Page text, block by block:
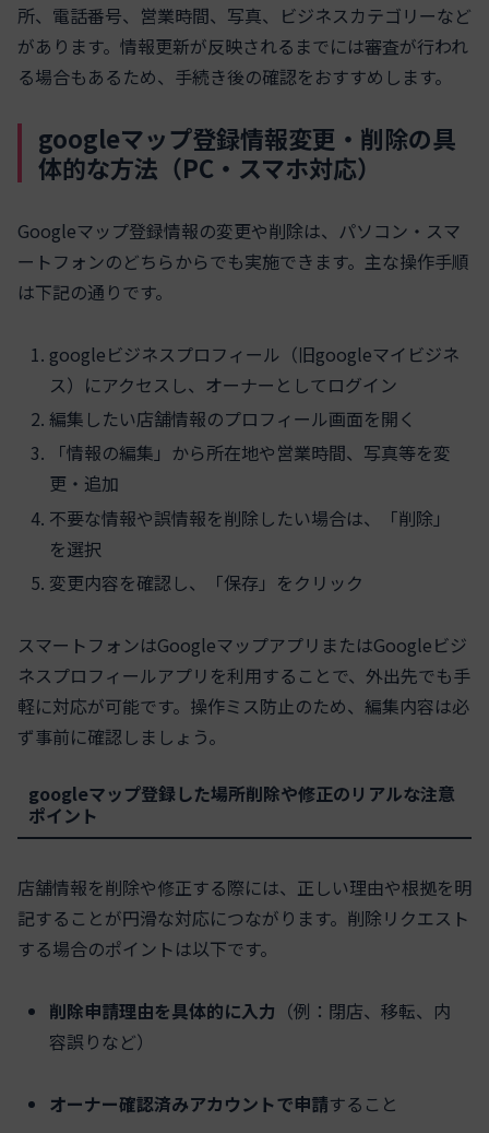
所、電話番号、営業時間、写真、ビジネスカテゴリーなど
があります。情報更新が反映されるまでには審査が行われ
る場合もあるため、手続き後の確認をおすすめします。
googleマップ登録情報変更・削除の具
体的な方法（PC・スマホ対応）
Googleマップ登録情報の変更や削除は、パソコン・スマ
ートフォンのどちらからでも実施できます。主な操作手順
は下記の通りです。
googleビジネスプロフィール（旧googleマイビジネ
ス）にアクセスし、オーナーとしてログイン
編集したい店舗情報のプロフィール画面を開く
「情報の編集」から所在地や営業時間、写真等を変
更・追加
不要な情報や誤情報を削除したい場合は、「削除」
を選択
変更内容を確認し、「保存」をクリック
スマートフォンはGoogleマップアプリまたはGoogleビジ
ネスプロフィールアプリを利用することで、外出先でも手
軽に対応が可能です。操作ミス防止のため、編集内容は必
ず事前に確認しましょう。
googleマップ登録した場所削除や修正のリアルな注意
ポイント
店舗情報を削除や修正する際には、正しい理由や根拠を明
記することが円滑な対応につながります。削除リクエスト
する場合のポイントは以下です。
削除申請理由を具体的に入力 （例：閉店、移転、内
容誤りなど）
オーナー確認済みアカウントで申請すること